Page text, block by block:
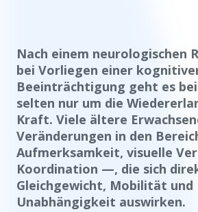
Nach einem neurologischen
bei Vorliegen einer
Beeinträchtigung geht es
selten nur um die
Kraft. Viele ältere
Veränderungen in den
Aufmerksamkeit, visuelle
Koordination —, die sich
Gleichgewicht, Mobilität und
Unabhängigkeit auswirken.